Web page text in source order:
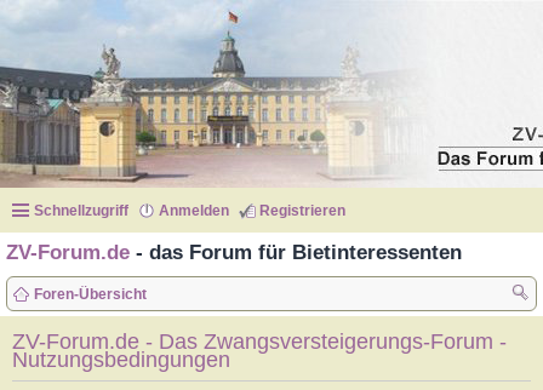
Schnellzugriff Anmelden Registrieren
ZV-Forum.de - das Forum für Bietinteressenten
Foren-Übersicht
ZV-Forum.de - Das Zwangsversteigerungs-Forum -
Nutzungsbedingungen